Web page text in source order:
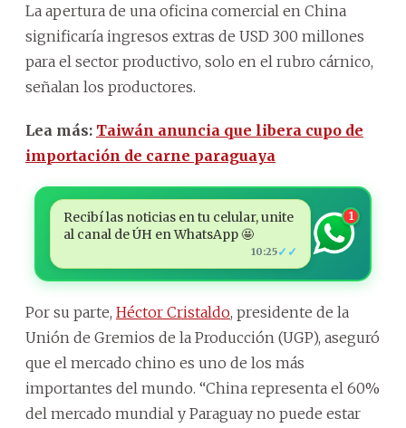
La apertura de una oficina comercial en China
significaría ingresos extras de USD 300 millones
para el sector productivo, solo en el rubro cárnico,
señalan los productores.
Lea más: Taiwán anuncia que libera cupo de
importación de carne paraguaya
Recibí las noticias en tu celular, unite
al canal de ÚH en WhatsApp 🤩
10:25✓✓
1
Por su parte, Héctor Cristaldo, presidente de la
Unión de Gremios de la Producción (UGP), aseguró
que el mercado chino es uno de los más
importantes del mundo. “China representa el 60%
del mercado mundial y Paraguay no puede estar